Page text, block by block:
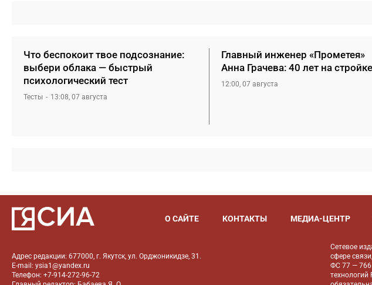
Что беспокоит твое подсознание:
выбери облака — быстрый
психологический тест
Тесты 13:08, 07 августа
Главный инженер «Прометея»
Анна Грачева: 40 лет на стройке
12:00, 07 августа
О САЙТЕ КОНТАКТЫ МЕДИА-ЦЕНТР
Адрес редакции: 677000, г. Якутск, ул. Орджоникидзе, 31.
E-mail: ysia1@yandex.ru
Телефон: +7-914-272-96-72
Сетевое
сфере
ФС 77 —